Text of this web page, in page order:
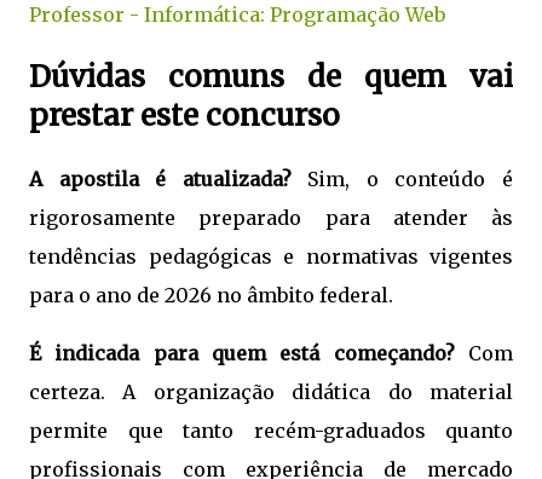
Professor - Informática: Programação Web
Dúvidas comuns de quem vai
prestar este concurso
A apostila é atualizada?Sim, o conteúdo é
rigorosamente preparado para atender às
tendências pedagógicas e normativas vigentes
para o ano de 2026 no âmbito federal.
É indicada para quem está começando?Com
certeza. A organização didática do material
permite que tanto recém-graduados quanto
profissionais com experiência de mercado